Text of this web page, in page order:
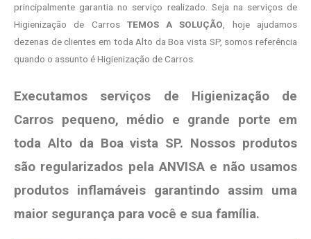
principalmente garantia no serviço realizado. Seja na serviços de
Higienização de Carros TEMOS A SOLUÇÃO , hoje ajudamos
dezenas de clientes em toda Alto da Boa vista SP, somos referência
quando o assunto é Higienização de Carros.
Executamos serviços de Higienização de
Carros pequeno, médio e grande porte em
toda Alto da Boa vista SP. Nossos produtos
são regularizados pela ANVISA e não usamos
produtos inflamáveis garantindo assim uma
maior segurança para você e sua família.